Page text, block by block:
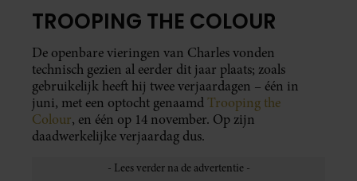
TROOPING THE COLOUR
De openbare vieringen van Charles vonden
technisch gezien al eerder dit jaar plaats; zoals
gebruikelijk heeft hij twee verjaardagen – één in
juni, met een optocht genaamd Trooping the
Colour, en één op 14 november. Op zijn
daadwerkelijke verjaardag dus.